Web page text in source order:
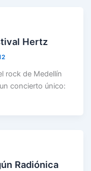
Hertz
rock de Medellín
concierto único:
Radiónica